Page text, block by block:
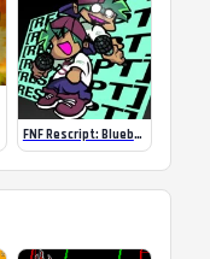
FNF Rescript: Blueballed